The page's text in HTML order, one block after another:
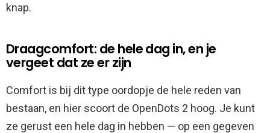
knap.
Draagcomfort: de hele dag in, en je
vergeet dat ze er zijn
Comfort is bij dit type oordopje de hele reden van
bestaan, en hier scoort de OpenDots 2 hoog. Je kunt
ze gerust een hele dag in hebben — op een gegeven